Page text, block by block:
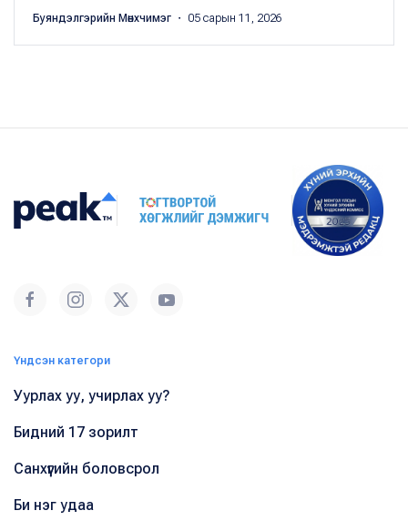
Буяндэлгэрийн Мөнхчимэг ・ 05 сарын 11, 2026
Үндсэн категори
Уурлах уу, учирлах уу?
Бидний 17 зорилт
Санхүүгийн боловсрол
Би нэг удаа